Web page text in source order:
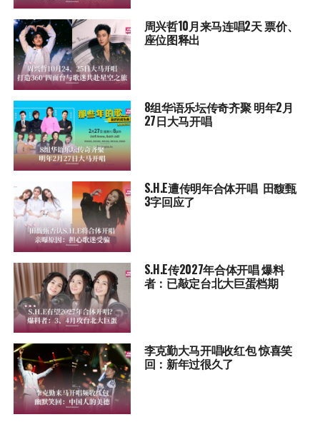
周兴哲10月来马连唱2天 票价、
座位图释出
8组华语乐坛传奇⻬聚 明年2月
27日大马开唱
S.H.E遭传明年合体开唱 田馥甄
3字回应了
S.H.E传2027年合体开唱 爆料
者：已敲定台北大巨蛋档期
李克勤大马开唱收红包 惊喜笑
回：新年过很久了